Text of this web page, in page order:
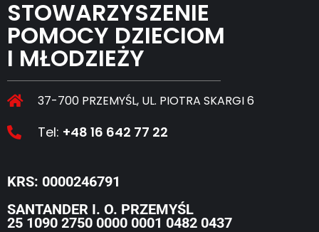
STOWARZYSZENIE
POMOCY DZIECIOM
I MŁODZIEŻY
37-700 PRZEMYŚL, UL. PIOTRA SKARGI 6
Tel: +48 16 642 77 22
KRS: 0000246791
SANTANDER I. O. PRZEMYŚL
25 1090 2750 0000 0001 0482 0437